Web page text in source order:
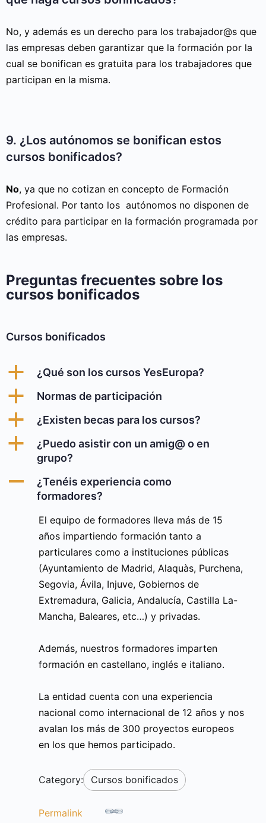
No, y además es un derecho para los trabajador@s que
las empresas deben garantizar que la formación por la
cual se bonifican es gratuita para los trabajadores que
participan en la misma.
9. ¿Los autónomos se bonifican estos
cursos bonificados?
No, ya que no cotizan en concepto de Formación
Profesional. Por tanto los autónomos no disponen de
crédito para participar en la formación programada por
las empresas.
Preguntas frecuentes sobre los
cursos bonificados
Cursos bonificados
a ¿Qué son los cursos YesEuropa?
a Normas de participación
a ¿Existen becas para los cursos?
a
¿Puedo asistir con un amig@ o en
grupo?
A
¿Tenéis experiencia como
formadores?
El equipo de formadores lleva más de 15
años impartiendo formación tanto a
particulares como a instituciones públicas
(Ayuntamiento de Madrid, Alaquàs, Purchena,
Segovia, Ávila, Injuve, Gobiernos de
Extremadura, Galicia, Andalucía, Castilla La-
Mancha, Baleares, etc…) y privadas.
Además, nuestros formadores imparten
formación en castellano, inglés e italiano.
La entidad cuenta con una experiencia
nacional como internacional de 12 años y nos
avalan los más de 300 proyectos europeos
en los que hemos participado.
Category: Cursos bonificados
Permalink